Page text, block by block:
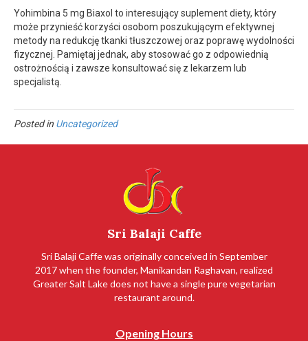
Yohimbina 5 mg Biaxol to interesujący suplement diety, który
może przynieść korzyści osobom poszukującym efektywnej
metody na redukcję tkanki tłuszczowej oraz poprawę wydolności
fizycznej. Pamiętaj jednak, aby stosować go z odpowiednią
ostrożnością i zawsze konsultować się z lekarzem lub
specjalistą.
Posted in Uncategorized
Sri Balaji Caffe
Sri Balaji Caffe was originally conceived in September
2017 when the founder, Manikandan Raghavan, realized
Greater Salt Lake does not have a single pure vegetarian
restaurant around.
Opening Hours